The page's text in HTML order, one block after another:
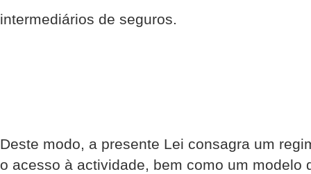
intermediários de seguros.
Deste modo, a presente Lei consagra um
o acesso à actividade, bem como um modelo